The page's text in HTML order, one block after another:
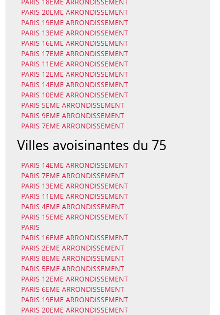
PARIS 20EME ARRONDISSEMENT
PARIS 19EME ARRONDISSEMENT
PARIS 13EME ARRONDISSEMENT
PARIS 16EME ARRONDISSEMENT
PARIS 17EME ARRONDISSEMENT
PARIS 11EME ARRONDISSEMENT
PARIS 12EME ARRONDISSEMENT
PARIS 14EME ARRONDISSEMENT
PARIS 10EME ARRONDISSEMENT
PARIS 5EME ARRONDISSEMENT
PARIS 9EME ARRONDISSEMENT
PARIS 7EME ARRONDISSEMENT
Villes avoisinantes du 75
PARIS 14EME ARRONDISSEMENT
PARIS 7EME ARRONDISSEMENT
PARIS 13EME ARRONDISSEMENT
PARIS 11EME ARRONDISSEMENT
PARIS 4EME ARRONDISSEMENT
PARIS 15EME ARRONDISSEMENT
PARIS
PARIS 16EME ARRONDISSEMENT
PARIS 2EME ARRONDISSEMENT
PARIS 8EME ARRONDISSEMENT
PARIS 5EME ARRONDISSEMENT
PARIS 12EME ARRONDISSEMENT
PARIS 6EME ARRONDISSEMENT
PARIS 19EME ARRONDISSEMENT
PARIS 20EME ARRONDISSEMENT